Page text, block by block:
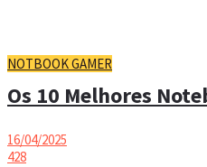
NOTBOOK GAMER
Os 10 Melhores
16/04/2025
428